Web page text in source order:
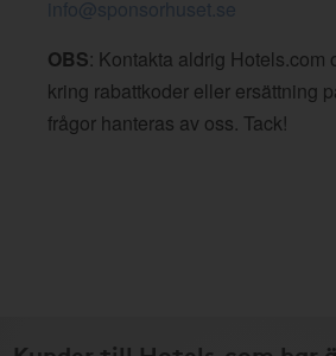
info@sponsorhuset.se
OBS: Kontakta aldrig Hotels.com
kring rabattkoder eller ersättning
frågor hanteras av oss. Tack!